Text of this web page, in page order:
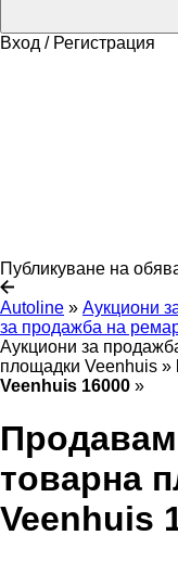
Вход / Регистрация
Публикуване на
Autoline » Аукциони
за продажба на
Аукциони за
площадки Veenhuis »
Veenhuis 16000 »
товарна
Veenhuis